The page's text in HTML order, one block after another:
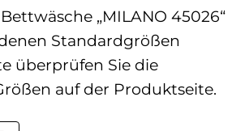
„MILANO 45026“
Standardgrößen
überprüfen Sie die
auf der Produktseite.